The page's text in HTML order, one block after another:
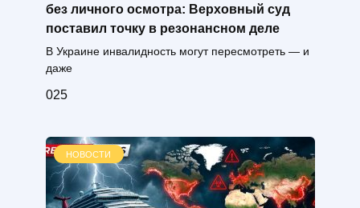
без личного осмотра: Верховный суд
поставил точку в резонансном деле
В Украине инвалидность могут пересмотреть — и
даже
025
НОВОСТИ